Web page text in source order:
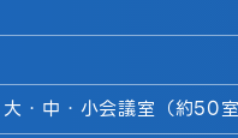
・中・小会議室（約50